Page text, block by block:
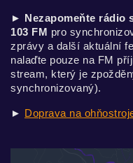
► Nezapomeňte rádio
103 FM pro
zprávy a další aktuální
nalaďte pouze na FM
stream, který je
synchronizovaný).
► Doprava na